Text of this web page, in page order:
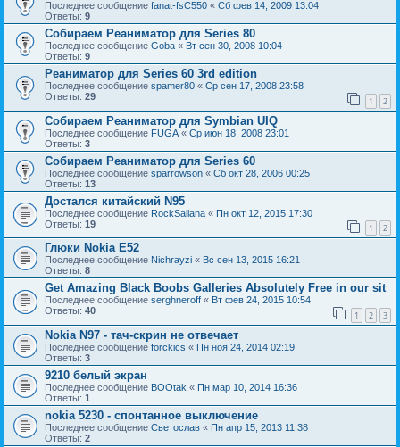
Последнее сообщение fanat-fsC550 « Сб фев 14, 2009 13:04
Ответы: 9
Собираем Реаниматор для Series 80
Последнее сообщение Goba « Вт сен 30, 2008 10:04
Ответы: 9
Реаниматор для Series 60 3rd edition
Последнее сообщение spamer80 « Ср сен 17, 2008 23:58
Ответы: 29 1 2
Собираем Реаниматор для Symbian UIQ
Последнее сообщение FUGA « Ср июн 18, 2008 23:01
Ответы: 3
Собираем Реаниматор для Series 60
Последнее сообщение sparrowson « Сб окт 28, 2006 00:25
Ответы: 13
Достался китайский N95
Последнее сообщение RockSallana « Пн окт 12, 2015 17:30
Ответы: 19 1 2
Глюки Nokia E52
Последнее сообщение Nichrayzi « Вс сен 13, 2015 16:21
Ответы: 8
Get Amazing Black Boobs Galleries Absolutely Free in our sit
Последнее сообщение serghneroff « Вт фев 24, 2015 10:54
Ответы: 40 1 2 3
Nokia N97 - тач-скрин не отвечает
Последнее сообщение forckics « Пн ноя 24, 2014 02:19
Ответы: 3
9210 белый экран
Последнее сообщение BOOtak « Пн мар 10, 2014 16:36
Ответы: 1
nokia 5230 - спонтанное выключение
Последнее сообщение Светослав « Пн апр 15, 2013 11:38
Ответы: 2